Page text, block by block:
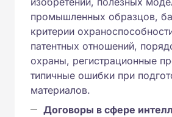
промышленных образцов,
критерии
патентных отношений,
охраны, регистрационные
типичные ошибки при
материалов.
Договоры в сфере